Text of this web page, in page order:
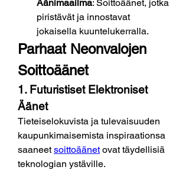
Äänimaailma: Soittoäänet, jotka
piristävät ja innostavat
jokaisella kuuntelukerralla.
Parhaat Neonvalojen
Soittoäänet
1. Futuristiset Elektroniset
Äänet
Tieteiselokuvista ja tulevaisuuden
kaupunkimaisemista inspiraationsa
saaneet soittoäänet ovat täydellisiä
teknologian ystäville.